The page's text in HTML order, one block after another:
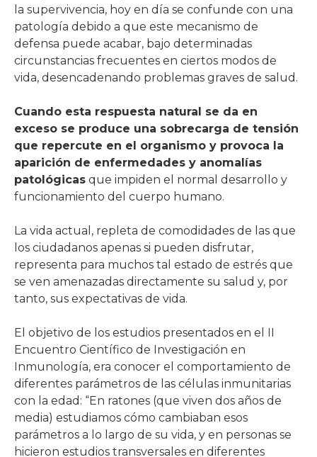
la supervivencia, hoy en día se confunde con una
patología debido a que este mecanismo de
defensa puede acabar, bajo determinadas
circunstancias frecuentes en ciertos modos de
vida, desencadenando problemas graves de salud.
Cuando esta respuesta natural se da en
exceso se produce una sobrecarga de tensión
que repercute en el organismo y provoca la
aparición de enfermedades y anomalías
patológicas que impiden el normal desarrollo y
funcionamiento del cuerpo humano.
La vida actual, repleta de comodidades de las que
los ciudadanos apenas si pueden disfrutar,
representa para muchos tal estado de estrés que
se ven amenazadas directamente su salud y, por
tanto, sus expectativas de vida.
El objetivo de los estudios presentados en el II
Encuentro Científico de Investigación en
Inmunología, era conocer el comportamiento de
diferentes parámetros de las células inmunitarias
con la edad: “En ratones (que viven dos años de
media) estudiamos cómo cambiaban esos
parámetros a lo largo de su vida, y en personas se
hicieron estudios transversales en diferentes